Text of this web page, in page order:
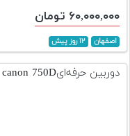
۶۰,۰۰۰,۰۰۰ تومان
اصفهان ۱۲ روز پیش
دوربین حرفه‌ایcanon 750D